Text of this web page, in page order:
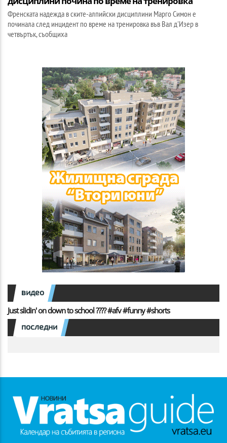
Френската надежда в ските-алпийски дисциплини Марго Симон е
починала след инцидент по време на тренировка във Вал д'Изер в
четвъртък, съобщиха
видео
Just slidin' on down to school ???? #afv #funny #shorts
последни